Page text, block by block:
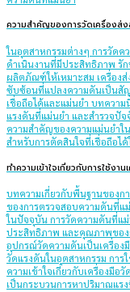
ความสำคัญของการวัดเครื่อง
ในอุตสาหกรรมต่างๆ การวัด
ดำเนินงานที่มีประสิทธิภาพ รั
ผลิตภัณฑ์ให้เหมาะสม เครื่อง
ซับซ้อนที่แปลงความดันเป็นสั
เชื่อถือได้และแม่นยำ บทควา
แรงดันที่แม่นยำ และสำรวจปั
ความสำคัญของความแม่นยำใ
สำหรับการตัดสินใจที่เชื่อถือไ
ทำความเข้าใจเกี่ยวกับการใช้ง
บทความเกี่ยวกับพื้นฐานของก
ของการตรวจสอบความดันที่แ
ในปัจจุบัน การวัดความดันที่แ
ประสิทธิภาพ และคุณภาพของ
อุปกรณ์วัดความดันเป็นเครื่อง
วัดแรงดันในอุตสาหกรรม กา
ความเข้าใจเกี่ยวกับเครื่องมื
เป็นกระบวนการหาปริมาณแ